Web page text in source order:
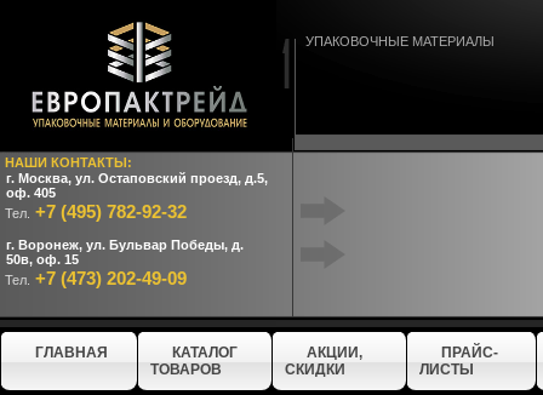
НАШИ КОНТАКТЫ:
г. Москва, ул. Остаповский проезд, д.5,
оф. 405
Тел. +7 (495) 782-92-32
г. Воронеж, ул. Бульвар Победы, д.
50в, оф. 15
Тел. +7 (473) 202-49-09
УПАКОВОЧНЫЕ МАТЕРИАЛЫ
ГЛАВНАЯ
КАТАЛОГ
ТОВАРОВ
АКЦИИ,
СКИДКИ
ПРАЙС-
ЛИСТЫ